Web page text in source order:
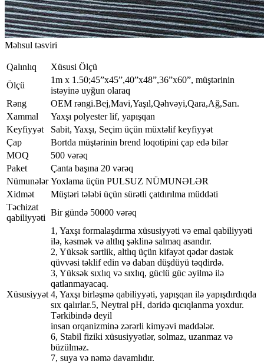
Məhsul təsviri
Qalınlıq
Xüsusi Ölçü
Ölçü
1m x 1.50;45”x45”,40”x48”,36”x60”, müştərinin
istəyinə uyğun olaraq
Rəng
OEM rəngi.Bej,Mavi,Yaşıl,Qəhvəyi,Qara,Ağ,Sarı.
Xammal
Yaxşı polyester lif, yapışqan
Keyfiyyət
Sabit, Yaxşı, Seçim üçün müxtəlif keyfiyyət
Çap
Bortda müştərinin brend loqotipini çap edə bilər
MOQ
500 vərəq
Paket
Çanta başına 20 vərəq
Nümunələr Yoxlama üçün PULSUZ NÜMUNƏLƏR
Xidmət
Müştəri tələbi üçün sürətli çatdırılma müddəti
Təchizat
qabiliyyəti
Bir gündə 50000 vərəq
Xüsusiyyət
1, Yaxşı formalaşdırma xüsusiyyəti və emal qabiliyyəti
ilə, kəsmək və altlıq şəklinə salmaq asandır.
2, Yüksək sərtlik, altlıq üçün kifayət qədər dəstək
qüvvəsi təklif edin və daban düşdüyü təqdirdə.
3, Yüksək sıxlıq və sıxlıq, güclü güc əyilmə ilə
qatlanmayacaq.
4, Yaxşı birləşmə qabiliyyəti, yapışqan ilə yapışdırdıqda
sıx qalırlar.5, Neytral pH, dəridə qıcıqlanma yoxdur.
Tərkibində deyil
insan orqanizminə zərərli kimyəvi maddələr.
6, Stabil fiziki xüsusiyyətlər, solmaz, uzanmaz və
büzülməz.
7, suya və nəmə davamlıdır.